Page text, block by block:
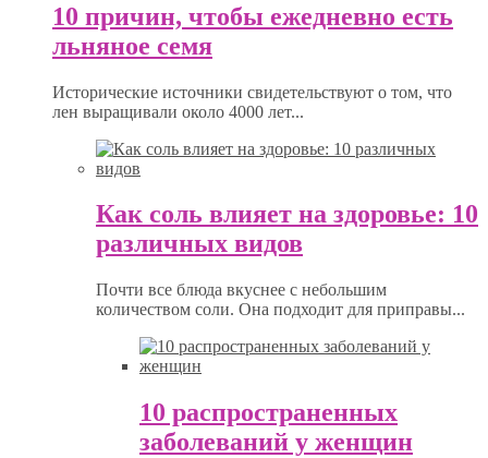
10 причин, чтобы ежедневно есть
льняное семя
Исторические источники свидетельствуют о том, что
лен выращивали около 4000 лет...
Как соль влияет на здоровье: 10
различных видов
Почти все блюда вкуснее с небольшим
количеством соли. Она подходит для приправы...
10 распространенных
заболеваний у женщин